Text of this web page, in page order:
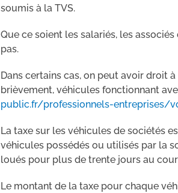
soumis à la TVS.
Que ce soient les salariés, les
pas.
Dans certains cas, on peut avoir droit
brièvement, véhicules fonctionnant
public.fr/professionnels-entreprises/
La taxe sur les véhicules de sociétés
véhicules possédés ou utilisés par la
loués pour plus de trente jours au
Le montant de la taxe pour chaque